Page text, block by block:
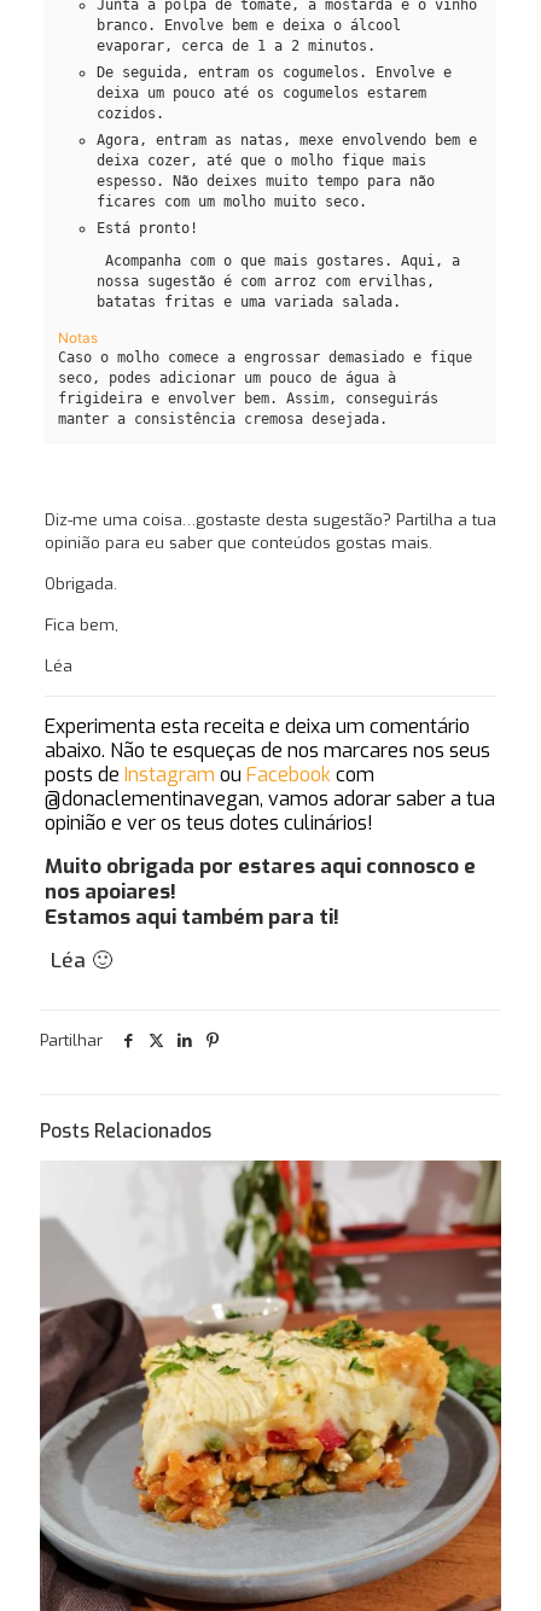
Junta a polpa de tomate, a mostarda e o vinho
branco. Envolve bem e deixa o álcool
evaporar, cerca de 1 a 2 minutos.
De seguida, entram os cogumelos. Envolve e
deixa um pouco até os cogumelos estarem
cozidos.
Agora, entram as natas, mexe envolvendo bem e
deixa cozer, até que o molho fique mais
espesso. Não deixes muito tempo para não
ficares com um molho muito seco.
Está pronto!
Acompanha com o que mais gostares. Aqui, a
nossa sugestão é com arroz com ervilhas,
batatas fritas e uma variada salada.
Notas
Caso o molho comece a engrossar demasiado e fique
seco, podes adicionar um pouco de água à
frigideira e envolver bem. Assim, conseguirás
manter a consistência cremosa desejada.
Diz-me uma coisa…gostaste desta sugestão? Partilha a tua
opinião para eu saber que conteúdos gostas mais.
Obrigada.
Fica bem,
Léa
Experimenta esta receita e deixa um comentário
abaixo. Não te esqueças de nos marcares nos seus
posts de Instagram ou Facebookcom
@donaclementinavegan, vamos adorar saber a tua
opinião e ver os teus dotes culinários!
Muito obrigada por estares aqui connosco e
nos apoiares!
Estamos aqui também para ti!
Léa 🙂Gostas d
Partilhar
Posts Relacionados